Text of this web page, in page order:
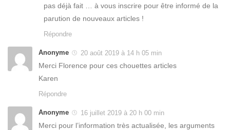
pas déjà fait … à vous inscrire pour être informé de la
parution de nouveaux articles !
Répondre
Anonyme 20 août 2019 à 14 h 05 min
Merci Florence pour ces chouettes articles
Karen
Répondre
Anonyme 16 juillet 2019 à 20 h 00 min
Merci pour l’information très actualisée, les arguments